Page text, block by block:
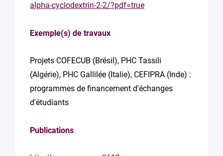
alpha-cyclodextrin-2-2/?pdf=true
Exemple(s) de travaux
Projets COFECUB (Brésil), PHC Tassili
(Algérie), PHC Gallilée (Italie), CEFIPRA (Inde) :
programmes de financement d'échanges
d'étudiants
Publications